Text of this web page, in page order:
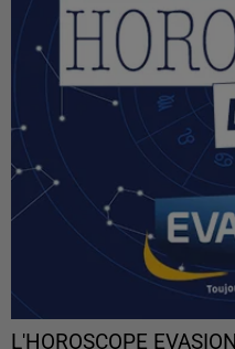
L'HOROSCOPE EVASION